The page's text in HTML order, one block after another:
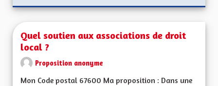
Quel soutien aux associations de droit
local ?
Proposition anonyme
Mon Code postal 67600 Ma proposition : Dans une